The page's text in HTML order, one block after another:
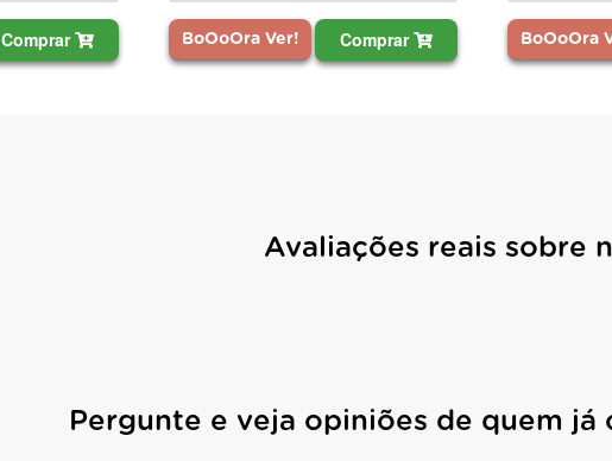
Comprar BoOoOra Ver! Comprar BoOoOra
Avaliações reais sobre
Pergunte e veja opiniões de quem